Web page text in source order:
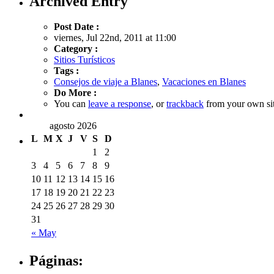
Post Date :
viernes, Jul 22nd, 2011 at 11:00
Category :
Sitios Turísticos
Tags :
Consejos de viaje a Blanes, Vacaciones en Blanes
Do More :
You can leave a response, ortrackback from your own
agosto 2026
L M X J V S D
« May
1
2
3
4 5 6 7 8
9
10 11 12 13 14 15 16
17 18 19 20 21 22 23
24 25 26 27 28 29 30
31
Páginas: